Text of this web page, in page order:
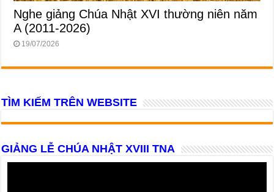
Nghe giảng Chúa Nhật XVI thường niên năm
A (2011-2026)
19/07/2026
TÌM KIẾM TRÊN WEBSITE
GIẢNG LỄ CHÚA NHẬT XVIII TNA